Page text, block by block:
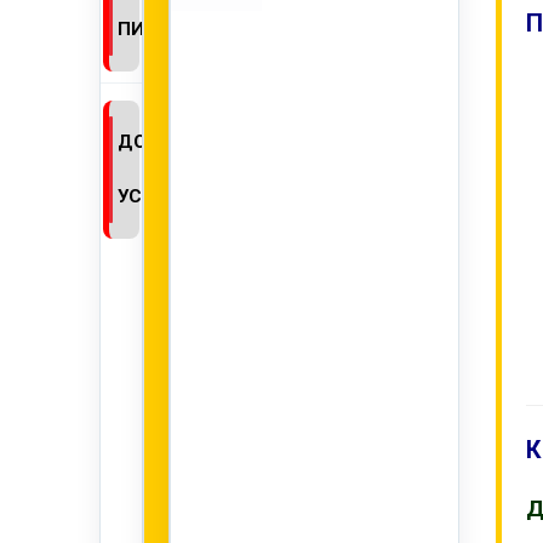
ПИСЬМО
ДОПОЛНИТЕЛЬНЫЕ
УСЛУГИ